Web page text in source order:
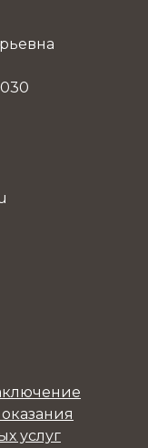
услуг